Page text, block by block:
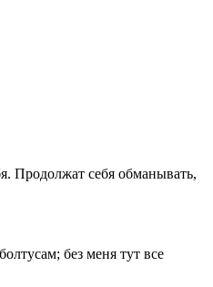
Продолжат себя обманывать,
без меня тут все